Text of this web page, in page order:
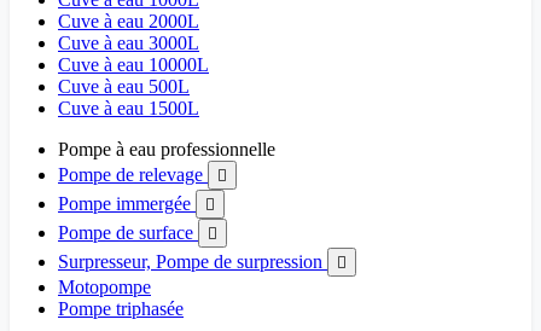
Cuve à eau 2000L
Cuve à eau 3000L
Cuve à eau 10000L
Cuve à eau 500L
Cuve à eau 1500L
Pompe à eau professionnelle
Pompe de relevage

Pompe immergée 
Pompe de surface 
Surpresseur, Pompe de surpression 
Motopompe
Pompe triphasée